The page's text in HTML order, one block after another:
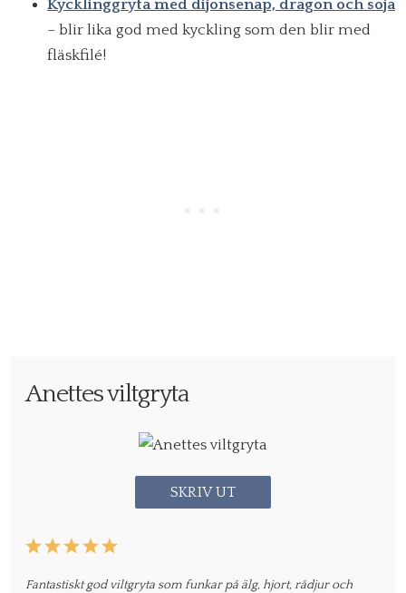
Kycklinggryta med dijonsenap, dragon och soja
– blir lika god med kyckling som den blir med
fläskfilé!
Anettes viltgryta
SKRIV UT
5
4
3
2
1
Fantastiskt god viltgryta som funkar på älg, hjort, rådjur och